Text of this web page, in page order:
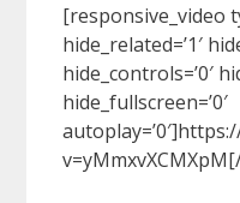
[responsive_video
hide_related=’1′
hide_controls=’0′
hide_fullscreen=’0′